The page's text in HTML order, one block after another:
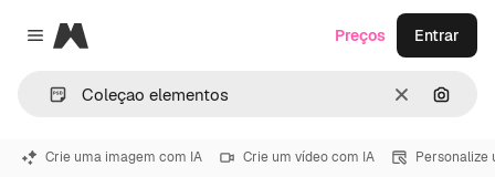
Close menu
Magnific
Limpar
Preços Entrar
Crie uma imagem com IA Crie um vídeo com IA Personalize